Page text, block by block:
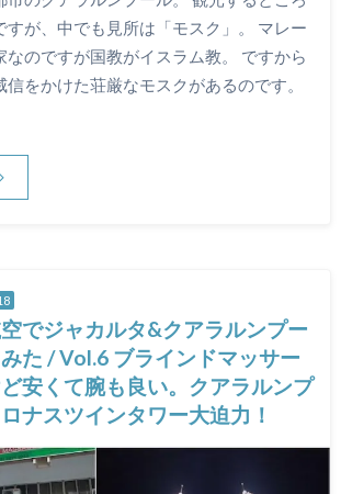
すが、中でも見所は「モスク」。 マレー
なのですが国教がイスラム教。 ですから
をかけた荘厳なモスクがあるのです。
でジャカルタ&クアラルンプー
た / Vol.6 ブラインドマッサー
安くて腕も良い。クアラルンプ
ナスツインタワー大迫力！